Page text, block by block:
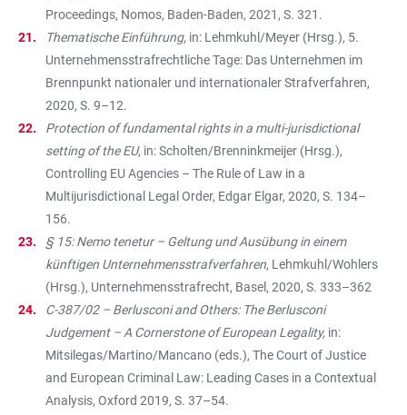
Proceedings, Nomos, Baden-Baden, 2021, S. 321.
Thematische Einführung, in: Lehmkuhl/Meyer (Hrsg.), 5.
Unternehmensstrafrechtliche Tage: Das Unternehmen im
Brennpunkt nationaler und internationaler Strafverfahren,
2020, S. 9–12.
Protection of fundamental rights in a multi-jurisdictional
setting of the EU, in: Scholten/Brenninkmeijer (Hrsg.),
Controlling EU Agencies – The Rule of Law in a
Multijurisdictional Legal Order, Edgar Elgar, 2020, S. 134–
156.
§ 15: Nemo tenetur – Geltung und Ausübung in einem
künftigen Unternehmensstrafverfahren, Lehmkuhl/Wohlers
(Hrsg.), Unternehmensstrafrecht, Basel, 2020, S. 333–362
C-387/02 – Berlusconi and Others: The Berlusconi
Judgement – A Cornerstone of European Legality, in:
Mitsilegas/Martino/Mancano (eds.), The Court of Justice
and European Criminal Law: Leading Cases in a Contextual
Analysis, Oxford 2019, S. 37–54.